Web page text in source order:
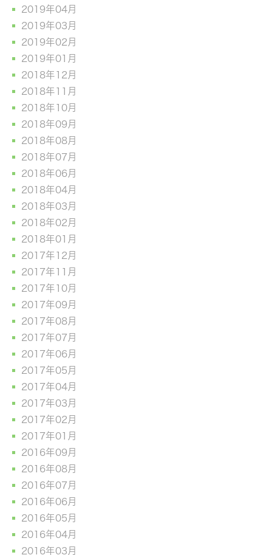
2019年04月
2019年03月
2019年02月
2019年01月
2018年12月
2018年11月
2018年10月
2018年09月
2018年08月
2018年07月
2018年06月
2018年04月
2018年03月
2018年02月
2018年01月
2017年12月
2017年11月
2017年10月
2017年09月
2017年08月
2017年07月
2017年06月
2017年05月
2017年04月
2017年03月
2017年02月
2017年01月
2016年09月
2016年08月
2016年07月
2016年06月
2016年05月
2016年04月
2016年03月